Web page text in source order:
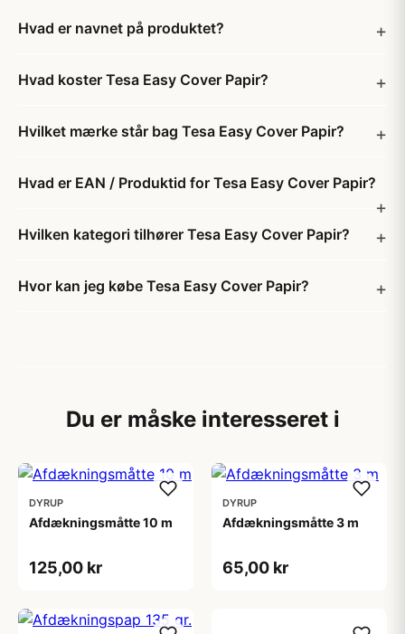
Hvad er navnet på produktet?
Hvad koster Tesa Easy Cover Papir?
Hvilket mærke står bag Tesa Easy Cover Papir?
Hvad er EAN / Produktid for Tesa Easy Cover Papir?
Hvilken kategori tilhører Tesa Easy Cover Papir?
Hvor kan jeg købe Tesa Easy Cover Papir?
Du er måske interesseret i
DYRUP
Afdækningsmåtte 10 m
125,00 kr
DYRUP
Afdækningsmåtte 3 m
65,00 kr